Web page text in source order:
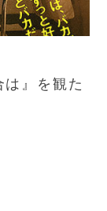
』を観た